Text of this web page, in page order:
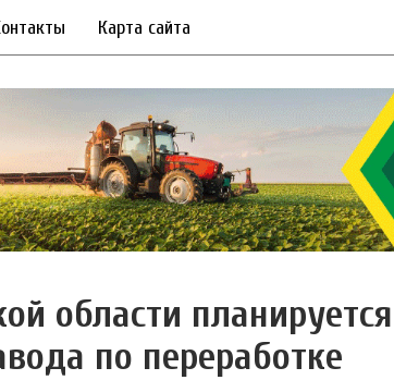
Карта сайта
области планируется
по переработке